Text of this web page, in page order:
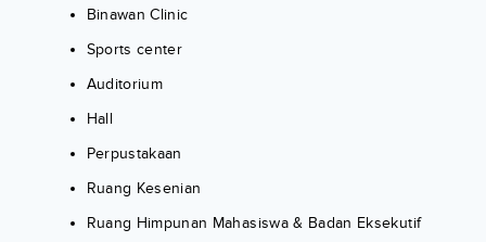
Binawan Clinic
Sports center
Auditorium
Hall
Perpustakaan
Ruang Kesenian
Ruang Himpunan Mahasiswa & Badan Eksekutif